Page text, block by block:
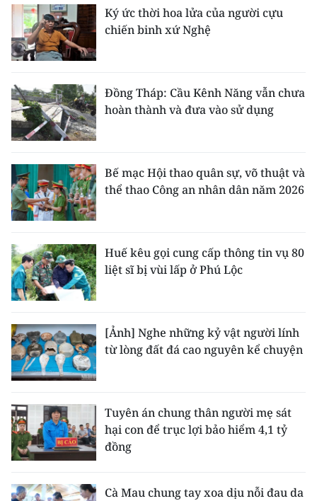
Ký ức thời hoa lửa của người cựu
chiến binh xứ Nghệ
Đồng Tháp: Cầu Kênh Năng vẫn chưa
hoàn thành và đưa vào sử dụng
Bế mạc Hội thao quân sự, võ thuật và
thể thao Công an nhân dân năm 2026
Huế kêu gọi cung cấp thông tin vụ 80
liệt sĩ bị vùi lấp ở Phú Lộc
[Ảnh] Nghe những kỷ vật người lính
từ lòng đất đá cao nguyên kể chuyện
Tuyên án chung thân người mẹ sát
hại con để trục lợi bảo hiểm 4,1 tỷ
đồng
Cà Mau chung tay xoa dịu nỗi đau da